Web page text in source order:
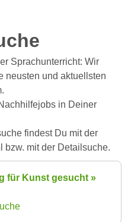
Sprachunterricht: Wir
neusten und aktuellsten
in Deiner
findest Du mit der
bzw. mit der Detailsuche.
für Kunst gesucht »